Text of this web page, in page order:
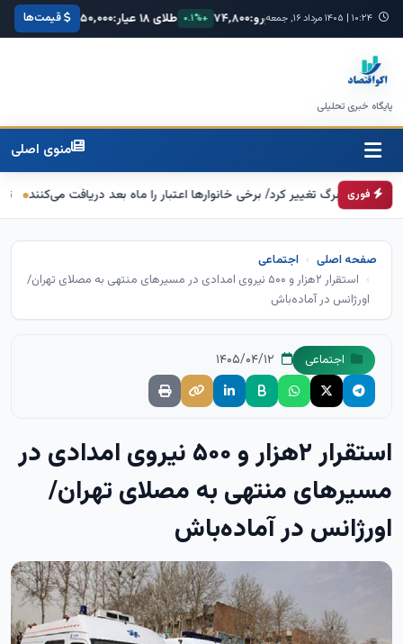
۱۰:۲۴ | ۱۴۰۵ مرداد ۱۶, جمعه ۶۸,۴۲۰ +۰.۳% یورو:۷۴,۸۰۰ +۰.۱% طلای ۱۸ عیار: ۳,۸۵۰,۰۰۰ +۱.۲% سکه امامی:
قیمت‌ها
پایگاه خبری تحلیلی
منوی اصلی
فوری
تغییر کرد/ برخی خانوارها اعتبار را ماه بعد دریافت می‌کنند تکذیب اعمال ضریب ۲.۷ برای اینترنت بین‌الملل از
صفحه اصلی
اجتماعی
استقرار ۲هزار و ۵۰۰ نیروی امدادی در مسیرهای منتهی به مصلای تهران/
اورژانس در آماده‌باش
اجتماعی
استقرار ۲هزار و ۵۰۰ نیروی امدادی در
مسیرهای منتهی به مصلای تهران/
اورژانس در آماده‌باش